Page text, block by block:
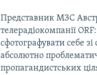
Представник МЗС
телерадіокомпанії
сфотографувати себе
абсолютно
пропагандистських